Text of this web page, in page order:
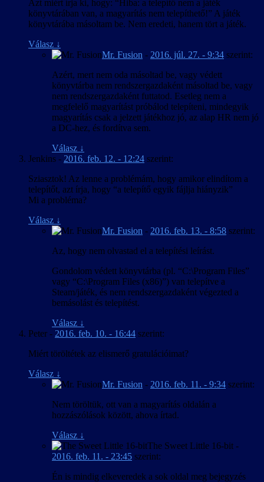
Azt miért írja ki, hogy: “Hiba: a telepítő nem a játék
könyvtárában van, a magyarítás nem telepíthető!” A játék
könyvtárába másoltam be. Nem eredeti, hanem tört a játék.
Válasz ↓
Mr. Fusion - 2016. júl. 27. - 9:34 szerint:
Azért, mert nem oda másoltad be, vagy védett
könyvtárba nem rendszergazdaként másoltad be, vagy
nem rendszergazdaként futtatod. Esetleg nem a
megfelelő magyarítást próbálod telepíteni, mindegyik
magyarítás csak a jelzett játékhoz jó, az alap HR nem jó
a DC-hez, és fordítva sem.
Válasz ↓
Jenkins - 2016. feb. 12. - 12:24 szerint:
Sziasztok! Az lenne a problémám, hogy amikor elindítom a
telepítőt, azt írja, hogy “a telepítő egyik fájlja hiányzik”
Mi a probléma?
Válasz ↓
Mr. Fusion - 2016. feb. 13. - 8:58 szerint:
Az, hogy nem olvastad el a telepítési leírást.
Gondolom védett könyvtárba (pl. “C:\Program Files”
vagy “C:\Program Files (x86)”) van telepítve a
Steam/játék, és nem rendszergazdaként végezted a
bemásolást és telepítést.
Válasz ↓
Peter - 2016. feb. 10. - 16:44 szerint:
Miért töröltétek az elismerő gratulációimat?
Válasz ↓
Mr. Fusion - 2016. feb. 11. - 9:34 szerint:
Nem töröltük, ott van a magyarítás oldalán a
hozzászólások között, ahova írtad.
Válasz ↓
The Sweet Little 16-bit -
2016. feb. 11. - 23:45 szerint:
Én is mindig elkeveredek a sok oldal meg bejegyzés